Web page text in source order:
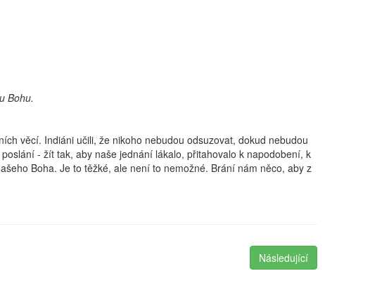
Bohu.
věcí. Indiáni učili, že nikoho nebudou odsuzovat, dokud nebudou
- žít tak, aby naše jednání lákalo, přitahovalo k napodobení, k
Boha. Je to těžké, ale není to nemožné. Brání nám něco, aby z
Následující